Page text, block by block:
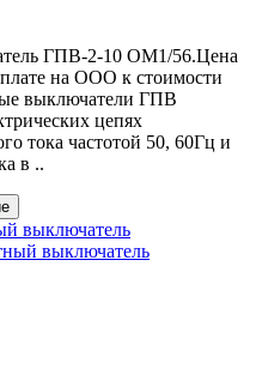
ГПВ-2-10 ОМ1/56.Цена
на ООО к стоимости
выключатели ГПВ
цепях
тока частотой 50, 60Гц и
в ..
выключатель